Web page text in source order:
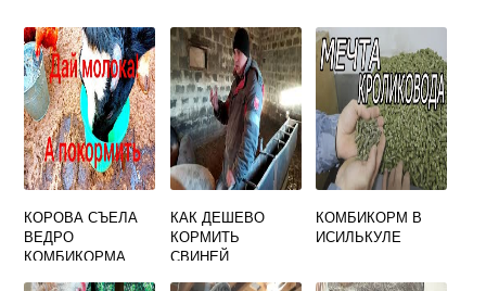
КОРОВА СЪЕЛА
ВЕДРО
КОМБИКОРМА
КАК ДЕШЕВО
КОРМИТЬ
СВИНЕЙ
КОМБИКОРМ В
ИСИЛЬКУЛЕ